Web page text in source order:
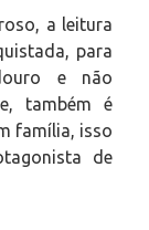
a leitura
para
e não
também é
família, isso
de